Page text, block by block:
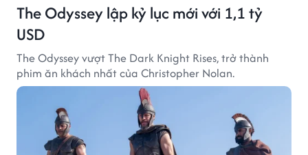
The Odyssey lập kỷ lục mới với 1,1 tỷ
USD
The Odyssey vượt The Dark Knight Rises, trở thành
phim ăn khách nhất của Christopher Nolan.